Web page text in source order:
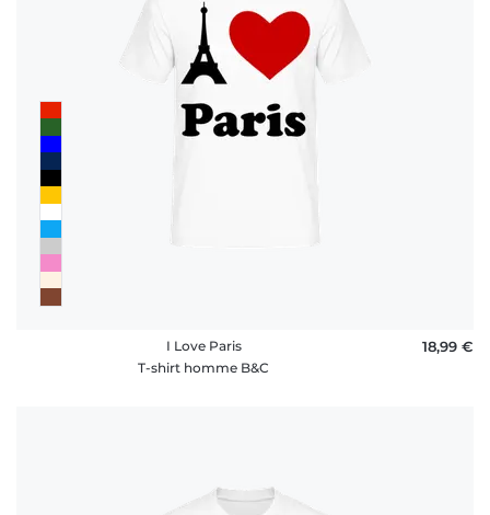
I Love Paris
T-shirt homme B&C
18,99 €